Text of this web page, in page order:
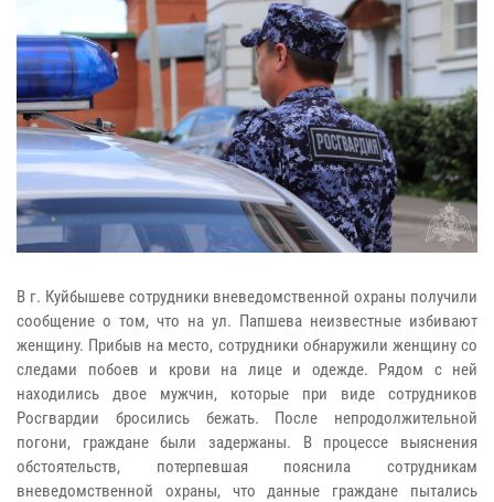
В г. Куйбышеве сотрудники вневедомственной охраны получили
сообщение о том, что на ул. Папшева неизвестные избивают
женщину. Прибыв на место, сотрудники обнаружили женщину со
следами побоев и крови на лице и одежде. Рядом с ней
находились двое мужчин, которые при виде сотрудников
Росгвардии бросились бежать. После непродолжительной
погони, граждане были задержаны. В процессе выяснения
обстоятельств, потерпевшая пояснила сотрудникам
вневедомственной охраны, что данные граждане пытались